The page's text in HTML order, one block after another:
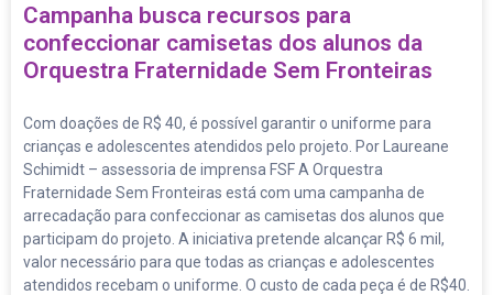
Campanha busca recursos para
confeccionar camisetas dos alunos da
Orquestra Fraternidade Sem Fronteiras
Com doações de R$ 40, é possível garantir o uniforme para
crianças e adolescentes atendidos pelo projeto. Por Laureane
Schimidt – assessoria de imprensa FSF A Orquestra
Fraternidade Sem Fronteiras está com uma campanha de
arrecadação para confeccionar as camisetas dos alunos que
participam do projeto. A iniciativa pretende alcançar R$ 6 mil,
valor necessário para que todas as crianças e adolescentes
atendidos recebam o uniforme. O custo de cada peça é de R$40.